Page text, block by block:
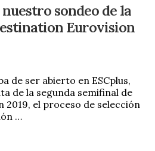
sondeo de la
Eurovision
de ser abierto en ESCplus,
de la segunda semifinal de
2019, el proceso de selección
…